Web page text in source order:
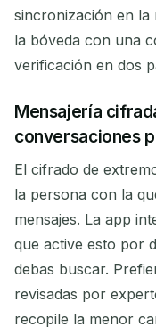
sincronización en la
la bóveda con una
verificación en dos
Mensajería
conversaciones
El cifrado de
la persona con la
mensajes. La app
que active esto por
debas buscar.
revisadas por
recopile la menor